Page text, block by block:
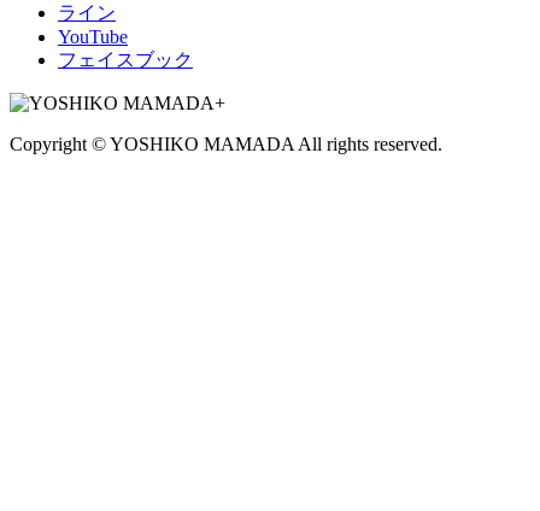
ライン
YouTube
フェイスブック
Copyright © YOSHIKO MAMADA All rights reserved.